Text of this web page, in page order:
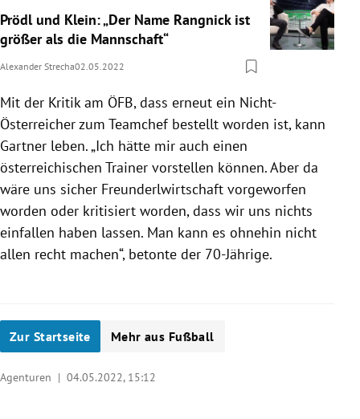
Prödl und Klein: „Der Name Rangnick ist
größer als die Mannschaft“
Alexander Strecha02.05.2022
Mit der Kritik am ÖFB, dass erneut ein Nicht-
Österreicher zum Teamchef bestellt worden ist, kann
Gartner leben. „Ich hätte mir auch einen
österreichischen Trainer vorstellen können. Aber da
wäre uns sicher Freunderlwirtschaft vorgeworfen
worden oder kritisiert worden, dass wir uns nichts
einfallen haben lassen. Man kann es ohnehin nicht
allen recht machen“, betonte der 70-Jährige.
Zur Startseite Mehr aus Fußball
Agenturen | 04.05.2022, 15:12